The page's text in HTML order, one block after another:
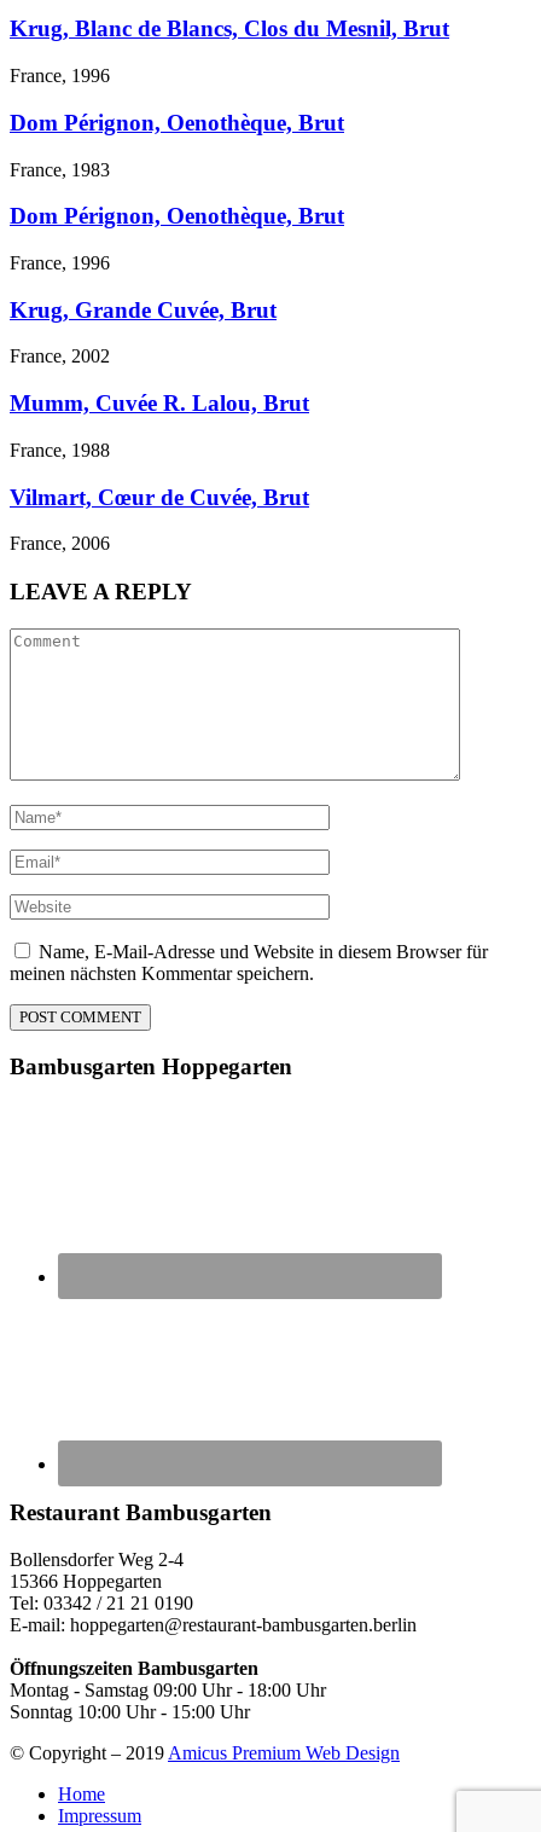
Krug, Blanc de Blancs, Clos du Mesnil, Brut
France, 1996
Dom Pérignon, Oenothèque, Brut
France, 1983
Dom Pérignon, Oenothèque, Brut
France, 1996
Krug, Grande Cuvée, Brut
France, 2002
Mumm, Cuvée R. Lalou, Brut
France, 1988
Vilmart, Cœur de Cuvée, Brut
France, 2006
LEAVE A REPLY
Name, E-Mail-Adresse und Website in diesem Browser für
meinen nächsten Kommentar speichern.
Bambusgarten Hoppegarten
Restaurant Bambusgarten
Bollensdorfer Weg 2-4
15366 Hoppegarten
Tel: 03342 / 21 21 0190
E-mail: hoppegarten@restaurant-bambusgarten.berlin
Öffnungszeiten Bambusgarten
Montag - Samstag 09:00 Uhr - 18:00 Uhr
Sonntag 10:00 Uhr - 15:00 Uhr
© Copyright – 2019 Amicus Premium Web Design
Home
Impressum